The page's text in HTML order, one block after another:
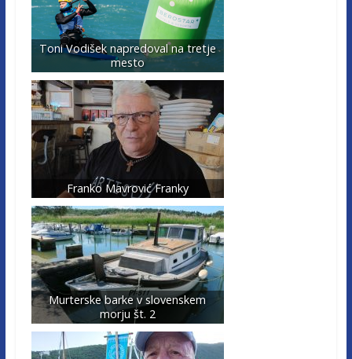
Toni Vodišek napredoval na tretje
mesto
Franko Mavrović Franky
Murterske barke v slovenskem
morju št. 2